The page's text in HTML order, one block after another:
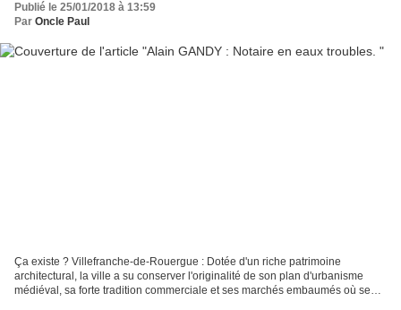
Publié le 25/01/2018 à 13:59
Par Oncle Paul
Ça existe ? Villefranche-de-Rouergue : Dotée d'un riche patrimoine
architectural, la ville a su conserver l'originalité de son plan d'urbanisme
médiéval, sa forte tradition commerciale et ses marchés embaumés où se